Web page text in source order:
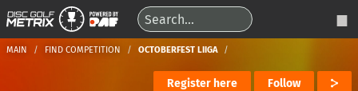
MAIN FIND COMPETITION OCTOBERFEST LIIGA
Register here Follow